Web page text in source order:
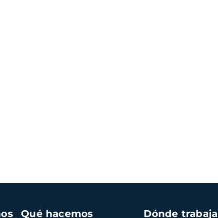
Qué hacemos Dónde